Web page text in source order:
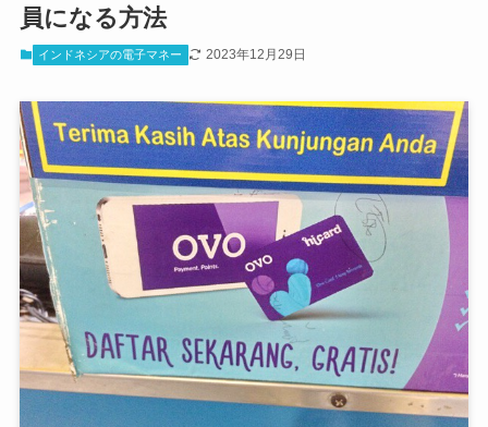
員になる方法
インドネシアの電子マネー 2023年12月29日